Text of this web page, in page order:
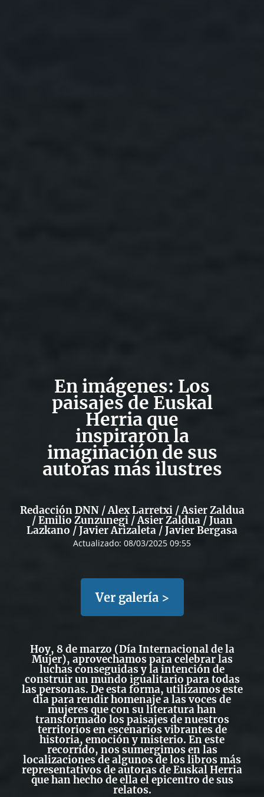
En imágenes: Los
paisajes de Euskal
Herria que
inspiraron la
imaginación de sus
autoras más ilustres
Redacción DNN / Alex Larretxi / Asier Zaldua
/ Emilio Zunzunegi / Asier Zaldua / Juan
Lazkano / Javier Arizaleta / Javier Bergasa
Actualizado: 08/03/2025 09:55
Ver galería >
Hoy, 8 de marzo (Día Internacional de la
Mujer), aprovechamos para celebrar las
luchas conseguidas y la intención de
construir un mundo igualitario para todas
las personas. De esta forma, utilizamos este
día para rendir homenaje a las voces de
mujeres que con su literatura han
transformado los paisajes de nuestros
territorios en escenarios vibrantes de
historia, emoción y misterio. En este
recorrido, nos sumergimos en las
localizaciones de algunos de los libros más
representativos de autoras de Euskal Herria
que han hecho de ella el epicentro de sus
relatos.